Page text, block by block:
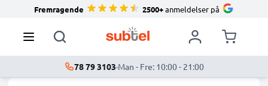
Fremragende 2500+anmeldelser på
78 79 3103·Man - Fre: 10:00 - 21:00